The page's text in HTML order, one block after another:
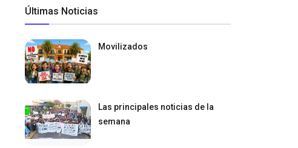
Últimas Noticias
Movilizados
Las principales noticias de la
semana